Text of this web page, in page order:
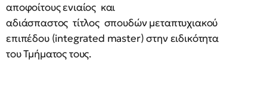
αποφοίτους ενιαίος και
αδιάσπαστος τίτλος σπουδών μεταπτυχιακού
επιπέδου (integrated master) στην ειδικότητα
του Τμήματος τους.